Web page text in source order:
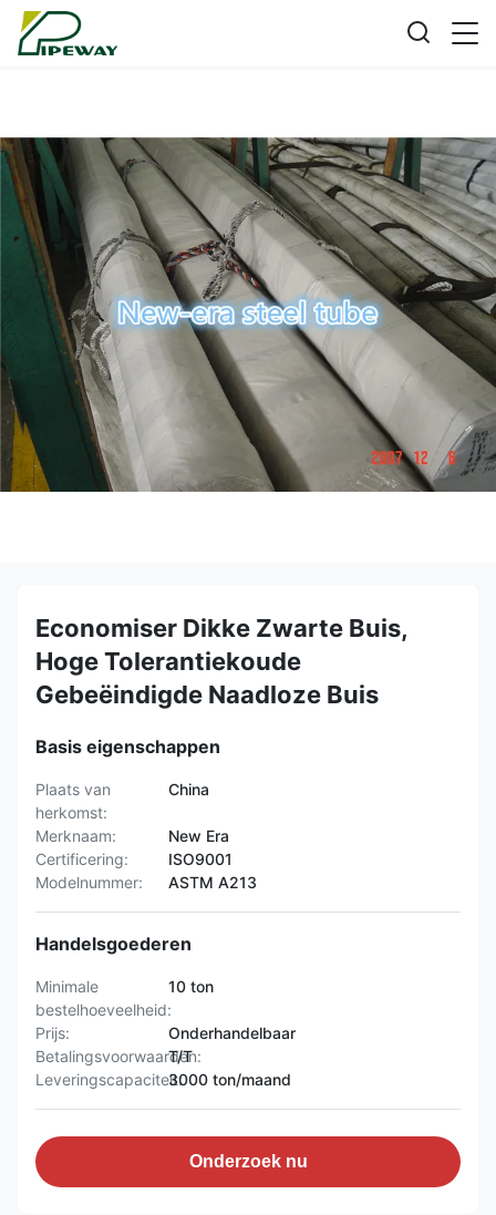
Economiser Dikke Zwarte Buis,
Hoge Tolerantiekoude
Gebeëindigde Naadloze Buis
Basis eigenschappen
Plaats van
herkomst:
China
Merknaam:
New Era
Certificering:
ISO9001
Modelnummer:
ASTM A213
Handelsgoederen
Minimale
bestelhoeveelheid:
10 ton
Prijs:
Onderhandelbaar
Betalingsvoorwaarden:
T/T
Leveringscapaciteit:3000 ton/maand
Onderzoek nu